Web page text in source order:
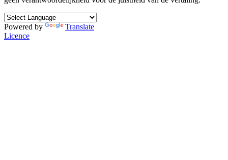
Powered by
Translate
Licence